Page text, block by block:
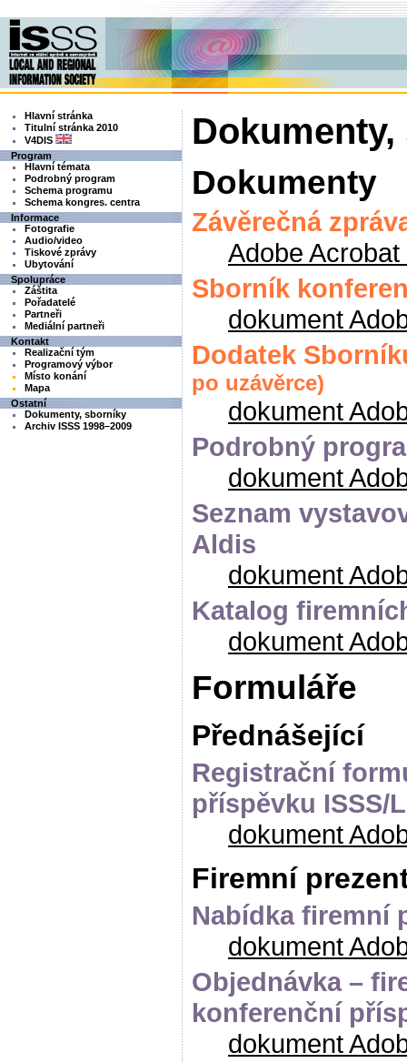
Hlavní stránka
Titulní stránka 2010
V4DIS
Program
Hlavní témata
Podrobný program
Schema programu
Schema kongres. centra
Informace
Fotografie
Audio/video
Tiskové zprávy
Ubytování
Spolupráce
Záštita
Pořadatelé
Partneři
Mediální partneři
Kontakt
Realizační tým
Programový výbor
Místo konání
Mapa
Ostatní
Dokumenty, sborníky
Archiv ISSS 1998–2009
Dokumenty
Závěrečná
Adobe
Sborník
dokument
Dodatek
po uzávěrce)
dokument
Podrobný
dokument
Seznam
Aldis
dokument
Katalog
dokument
Formuláře
Přednášející
Registrační
příspěvku ISSS/
dokument
Firemní
Nabídka firemní
dokument
Objednávka –
konferenční
dokument